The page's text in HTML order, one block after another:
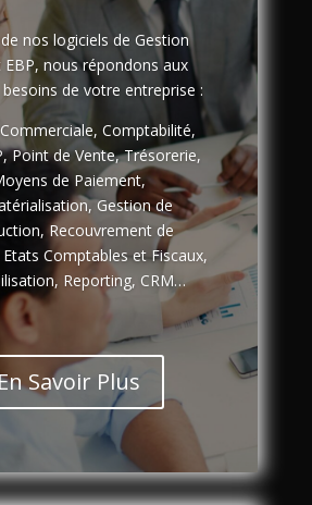
de nos logiciels de Gestion
EBP, nous répondons aux
de votre entreprise :
Comptabilité,
Point de Vente, Trésorerie,
de Paiement,
Gestion de
Recouvrement de
Comptables et Fiscaux,
Reporting, CRM…
Savoir Plus